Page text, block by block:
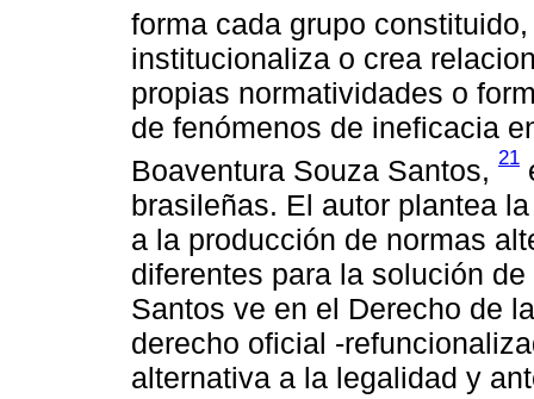
forma cada grupo
institucionaliza o crea
propias normatividades o
de fenómenos de ineficacia
Boaventura Souza Santos, 21
brasileñas. El autor plantea
a la producción de normas
diferentes para la solución
Santos ve en el Derecho de
derecho oficial -
alternativa a la legalidad y